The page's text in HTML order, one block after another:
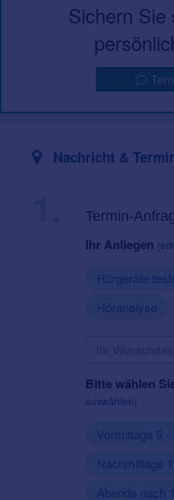
Sichern Sie
Nachricht &
Termin-
Ihr Anliegen
Hörgeräte
Höranalyse
Bitte wählen
auswählen)
Vormittags 9 -
Nachmittags
Abends nach